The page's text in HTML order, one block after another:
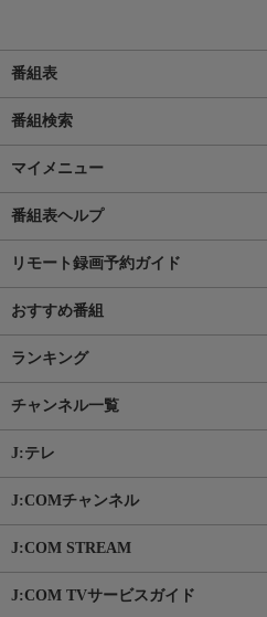
番組表
番組検索
マイメニュー
番組表ヘルプ
リモート録画予約ガイド
おすすめ番組
ランキング
チャンネル一覧
J:テレ
J:COMチャンネル
J:COM STREAM
J:COM TVサービスガイド